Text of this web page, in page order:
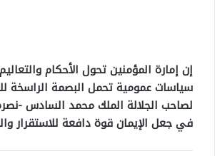
إن إمارة المؤمنين تحول الأحكام
سياسات عمومية تحمل البصمة الراسخة
لصاحب الجلالة الملك محمد السادس -
في جعل الإيمان قوة دافعة للاستقرار